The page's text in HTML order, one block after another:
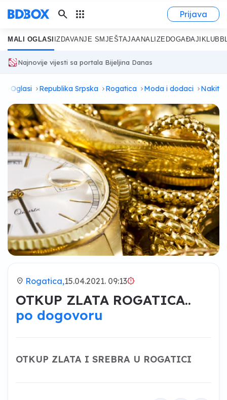
search apps Prijava
MALI OGLASI IZDAVANJE SMJEŠTAJAANALIZE DOGAĐAJI KLUB
Najnovije vijesti sa portala Bijeljina Danas
Oglasi Republika Srpska Rogatica Moda i dodaci Nakit
location_on Rogatica,15.04.2021. 09:13brightness_alert
OTKUP ZLATA ROGATICA..
po dogovoru
OTKUP ZLATA I SREBRA U ROGATICI